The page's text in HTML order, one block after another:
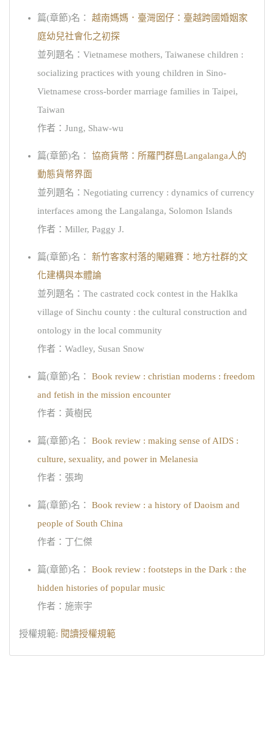
篇(章節)名：
越南媽媽．臺灣囡仔：臺越跨國婚姻家
庭幼兒社會化之初探
並列題名：Vietnamese mothers, Taiwanese children :
socializing practices with young children in Sino-
Vietnamese cross-border marriage families in Taipei,
Taiwan
作者：Jung, Shaw-wu
篇(章節)名：
協商貨幣：所羅門群島Langalanga人的
動態貨幣界面
並列題名：Negotiating currency : dynamics of currency
interfaces among the Langalanga, Solomon Islands
作者：Miller, Paggy J.
篇(章節)名：
新竹客家村落的閹雞賽：地方社群的文
化建構與本體論
並列題名：The castrated cock contest in the Haklka
village of Sinchu county : the cultural construction and
ontology in the local community
作者：Wadley, Susan Snow
篇(章節)名：
Book review : christian moderns : freedom
and fetish in the mission encounter
作者：黃樹民
篇(章節)名：
Book review : making sense of AIDS :
culture, sexuality, and power in Melanesia
作者：張珣
篇(章節)名：
Book review : a history of Daoism and
people of South China
作者：丁仁傑
篇(章節)名：
Book review : footsteps in the Dark : the
hidden histories of popular music
作者：施崇宇
授權規範: 閱讀授權規範